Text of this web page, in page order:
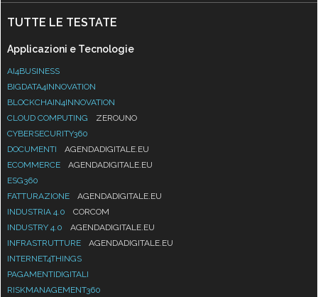
TUTTE LE TESTATE
Applicazioni e Tecnologie
AI4BUSINESS
BIGDATA4INNOVATION
BLOCKCHAIN4INNOVATION
CLOUD COMPUTING
ZEROUNO
CYBERSECURITY360
DOCUMENTI
AGENDADIGITALE.EU
ECOMMERCE
AGENDADIGITALE.EU
ESG360
FATTURAZIONE
AGENDADIGITALE.EU
INDUSTRIA 4.0
CORCOM
INDUSTRY 4.0
AGENDADIGITALE.EU
INFRASTRUTTURE
AGENDADIGITALE.EU
INTERNET4THINGS
PAGAMENTIDIGITALI
RISKMANAGEMENT360